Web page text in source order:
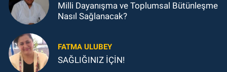
Milli Dayanışma ve Toplumsal Bütünleşme
Nasıl Sağlanacak?
FATMA ULUBEY
SAĞLIĞINIZ İÇİN!